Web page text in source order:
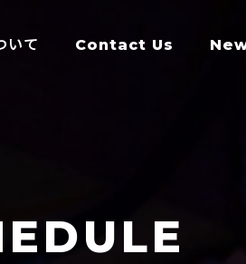
いて Contact Us